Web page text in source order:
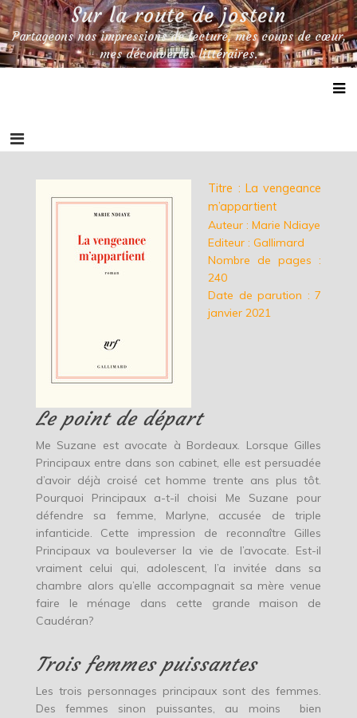
Skip
to
content
Sur la route de jostein
Partageons nos impressions de lecture, mes coups de cœur,
mes découvertes littéraires.
Titre : La vengeance
m’appartient
Auteur : Marie Ndiaye
Editeur : Gallimard
Nombre de pages :
240
Date de parution : 7
janvier 2021
Le point de départ
Me Suzane est avocate à Bordeaux. Lorsque Gilles
Principaux entre dans son cabinet, elle est persuadée
d’avoir déjà croisé cet homme trente ans plus tôt.
Pourquoi Principaux a-t-il choisi Me Suzane pour
défendre sa femme, Marlyne, accusée de triple
infanticide. Cette impression de reconnaître Gilles
Principaux va bouleverser la vie de l’avocate. Est-il
vraiment celui qui, adolescent, l’a invitée dans sa
chambre alors qu’elle accompagnait sa mère venue
faire le ménage dans cette grande maison de
Caudéran?
Trois femmes puissantes
Les trois personnages principaux sont des femmes.
Des femmes sinon puissantes, au moins bien